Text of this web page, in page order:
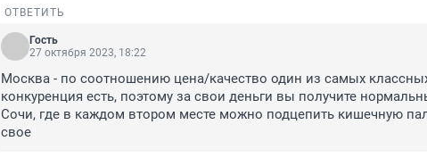
ОТВЕТИТЬ
Гость
27 октября 2023, 18:22
Москва - по соотношению цена/качество один из самых
конкуренция есть, поэтому за свои деньги вы получите
Сочи, где в каждом втором месте можно подцепить кишечную
свое